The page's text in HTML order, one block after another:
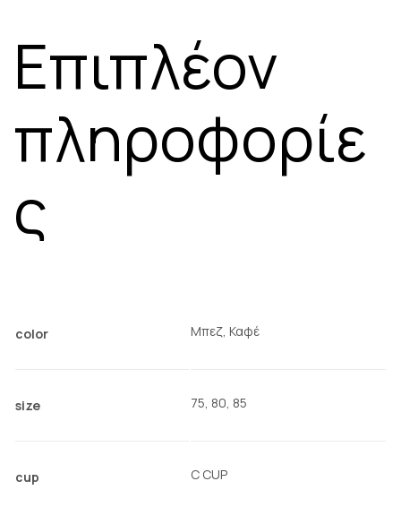
Επιπλέον
πληροφορίε
ς
color Μπεζ, Καφέ
size 75, 80, 85
cup C CUP